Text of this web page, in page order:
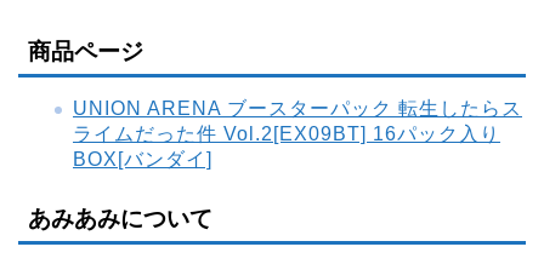
商品ページ
UNION ARENA ブースターパック 転生したらス
ライムだった件 Vol.2[EX09BT] 16パック入り
BOX[バンダイ]
あみあみについて